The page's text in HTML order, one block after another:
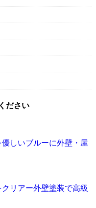
ださい
しいブルーに外壁・屋
リアー外壁塗装で高級